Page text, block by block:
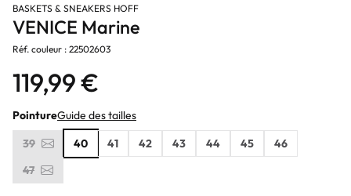
BASKETS & SNEAKERS HOFF
VENICE Marine
Réf. couleur : 22502603
119,99 €
PointureGuide des tailles
39
40 41 42 43 44 45
46
47